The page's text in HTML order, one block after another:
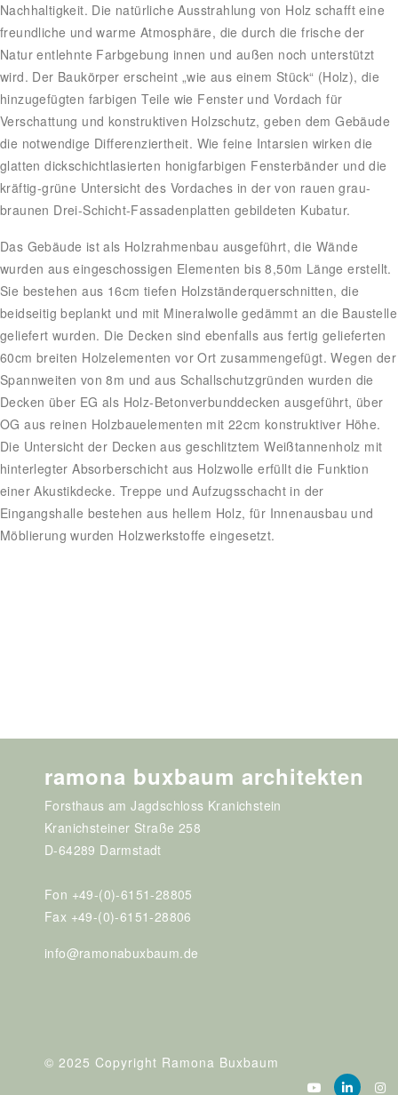
Nachhaltigkeit. Die natürliche Ausstrahlung von Holz schafft eine
freundliche und warme Atmosphäre, die durch die frische der
Natur entlehnte Farbgebung innen und außen noch unterstützt
wird. Der Baukörper erscheint „wie aus einem Stück“ (Holz), die
hinzugefügten farbigen Teile wie Fenster und Vordach für
Verschattung und konstruktiven Holzschutz, geben dem Gebäude
die notwendige Differenziertheit. Wie feine Intarsien wirken die
glatten dickschichtlasierten honigfarbigen Fensterbänder und die
kräftig-grüne Untersicht des Vordaches in der von rauen grau-
braunen Drei-Schicht-Fassadenplatten gebildeten Kubatur.
Das Gebäude ist als Holzrahmenbau ausgeführt, die Wände
wurden aus eingeschossigen Elementen bis 8,50m Länge erstellt.
Sie bestehen aus 16cm tiefen Holzständerquerschnitten, die
beidseitig beplankt und mit Mineralwolle gedämmt an die Baustelle
geliefert wurden. Die Decken sind ebenfalls aus fertig gelieferten
60cm breiten Holzelementen vor Ort zusammengefügt. Wegen der
Spannweiten von 8m und aus Schallschutzgründen wurden die
Decken über EG als Holz-Betonverbunddecken ausgeführt, über
OG aus reinen Holzbauelementen mit 22cm konstruktiver Höhe.
Die Untersicht der Decken aus geschlitztem Weißtannenholz mit
hinterlegter Absorberschicht aus Holzwolle erfüllt die Funktion
einer Akustikdecke. Treppe und Aufzugsschacht in der
Eingangshalle bestehen aus hellem Holz, für Innenausbau und
Möblierung wurden Holzwerkstoffe eingesetzt.
ramona buxbaum architekten
Forsthaus am Jagdschloss Kranichstein
Kranichsteiner Straße 258
D-64289 Darmstadt
Fon +49-(0)-6151-28805
Fax +49-(0)-6151-28806
info@ramonabuxbaum.de
© 2025 Copyright Ramona Buxbaum